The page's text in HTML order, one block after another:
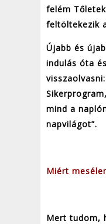
felém
feltöltekezik
Újabb és
indulás óta
mind a
napvilágot”.
Miért
Mert tudom,